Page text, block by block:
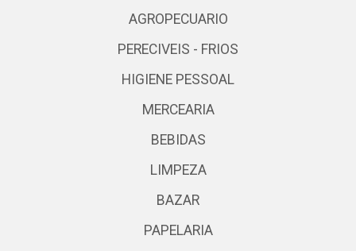
AGROPECUARIO
PERECIVEIS - FRIOS
HIGIENE PESSOAL
MERCEARIA
BEBIDAS
LIMPEZA
BAZAR
PAPELARIA